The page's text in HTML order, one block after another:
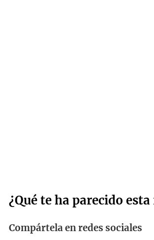
¿Qué te ha parecido esta
Compártela en redes sociales